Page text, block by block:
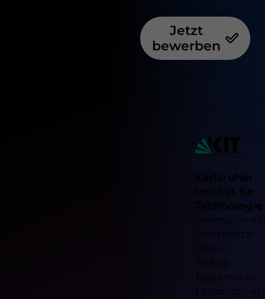
Jetzt
bewerben
Karlsruher
Institut für
Technologie
Hermann-
Helmholtz-
Platz 1
76344
Eggenstein-